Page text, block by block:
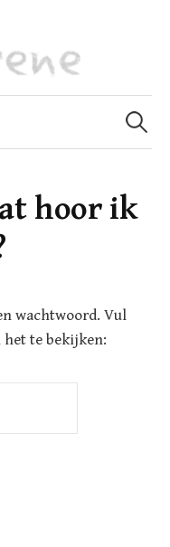
Zoeken
naar:
hoor ik
wachtwoord. Vul
te bekijken: